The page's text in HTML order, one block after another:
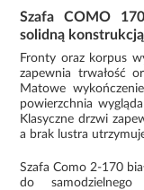
Szafa COMO
solidną konstrukcją
Fronty oraz korpus
zapewnia trwałość
Matowe
powierzchnia
Klasyczne drzwi
a brak lustra
Szafa Como 2-170
do